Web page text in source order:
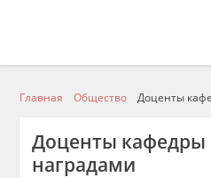
Главная Общество Доценты
Доценты
наградами